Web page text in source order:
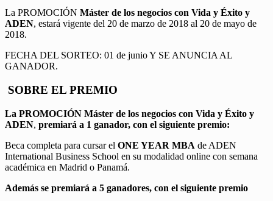
La PROMOCIÓN Máster de los negocios con Vida y Éxito y
ADEN, estará vigente del 20 de marzo de 2018 al 20 de mayo de
2018.
FECHA DEL SORTEO: 01 de junio Y SE ANUNCIA AL
GANADOR.
SOBRE EL PREMIO
La PROMOCIÓN Máster de los negocios con Vida y Éxito y
ADEN, premiará a 1 ganador, con el siguiente premio:
Beca completa para cursar el ONE YEAR MBA de ADEN
International Business School en su modalidad online con semana
académica en Madrid o Panamá.
Además se premiará a 5 ganadores, con el siguiente premio